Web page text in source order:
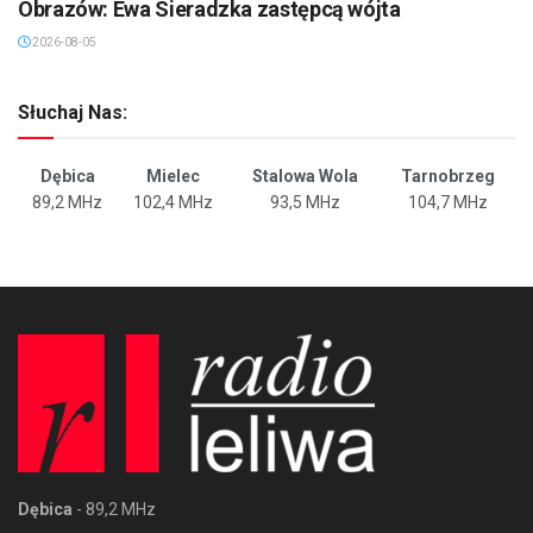
Obrazów: Ewa Sieradzka zastępcą wójta
2026-08-05
Słuchaj Nas:
Dębica Mielec Stalowa Wola
Tarnobrzeg
89,2 MHz
102,4 MHz 93,5 MHz 104,7 MHz
Dębica - 89,2 MHz